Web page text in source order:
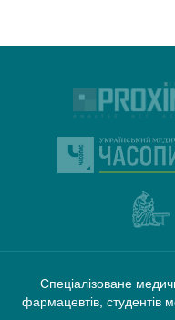
Спеціалізоване
фармацевтів, студентів